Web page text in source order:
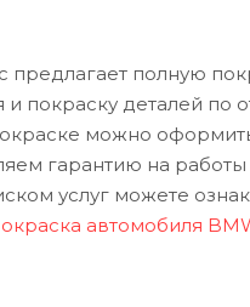
предлагает полную
и покраску деталей по
можно
гарантию на работы
услуг можете
автомобиля